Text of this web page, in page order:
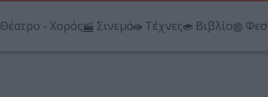
Θέατρο - Χορός Σινεμά Τέχνες Βιβλίο